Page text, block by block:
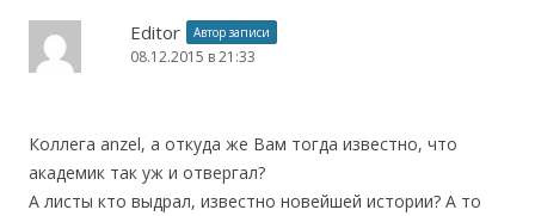
Editor Автор записи
08.12.2015 в 21:33
Коллега anzel, а откуда же Вам тогда известно, что
академик так уж и отвергал?
А листы кто выдрал, известно новейшей истории? А то